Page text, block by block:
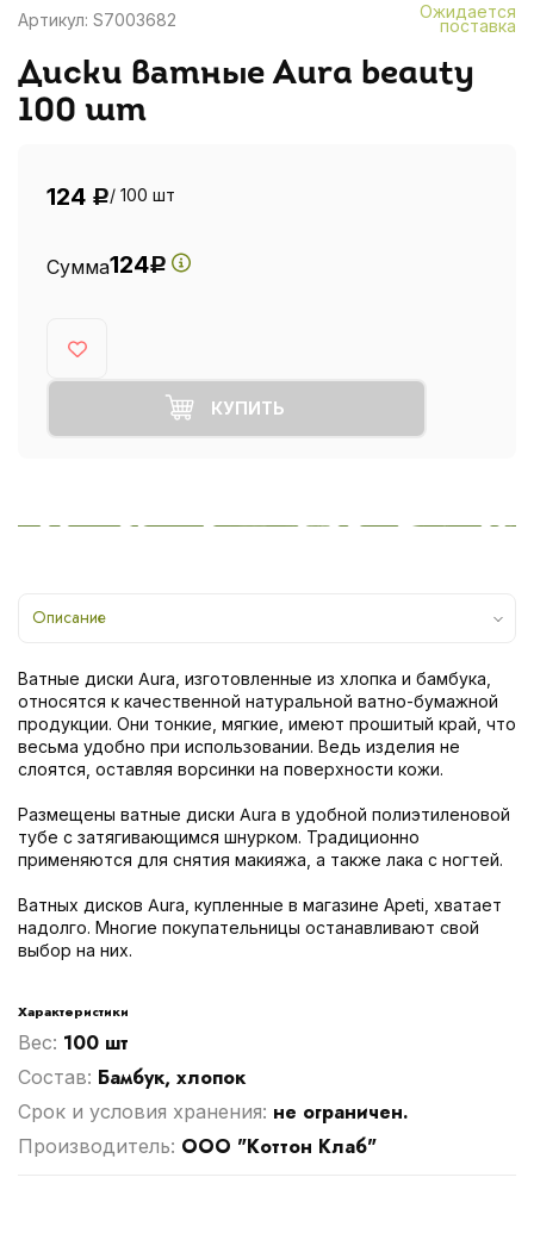
Артикул: S7003682 Ожидается
поставка
Диски ватные Aura beauty
100 шт
124 Р/ 100 шт
Сумма124Р
КУПИТЬ
Описание
Ватные диски Aura, изготовленные из хлопка и бамбука,
относятся к качественной натуральной ватно-бумажной
продукции. Они тонкие, мягкие, имеют прошитый край, что
весьма удобно при использовании. Ведь изделия не
слоятся, оставляя ворсинки на поверхности кожи.
Размещены ватные диски Aura в удобной полиэтиленовой
тубе с затягивающимся шнурком. Традиционно
применяются для снятия макияжа, а также лака с ногтей.
Ватных дисков Aura, купленные в магазине Аpeti, хватает
надолго. Многие покупательницы останавливают свой
выбор на них.
Характеристики
Вес: 100 шт
Cостав: Бамбук, хлопок
Срок и условия хранения: не ограничен.
Производитель: ООО "Коттон Клаб"